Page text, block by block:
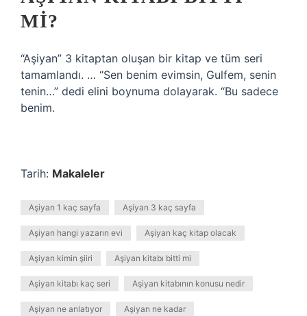
MI?
“Aşiyan” 3 kitaptan oluşan bir kitap ve tüm seri
tamamlandı. … “Sen benim evimsin, Gulfem, senin
tenin…” dedi elini boynuma dolayarak. “Bu sadece
benim.
Tarih: Makaleler
Aşiyan 1 kaç sayfa Aşiyan 3 kaç sayfa
Aşiyan hangi yazarın evi Aşiyan kaç kitap olacak
Aşiyan kimin şiiri Aşiyan kitabı bitti mi
Aşiyan kitabı kaç seri Aşiyan kitabının konusu nedir
Aşiyan ne anlatıyor Aşiyan ne kadar